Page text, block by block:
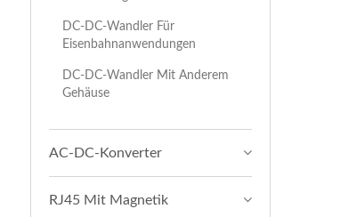
DC-DC-Wandler Für
Eisenbahnanwendungen
DC-DC-Wandler Mit Anderem
Gehäuse
AC-DC-Konverter
RJ45 Mit Magnetik